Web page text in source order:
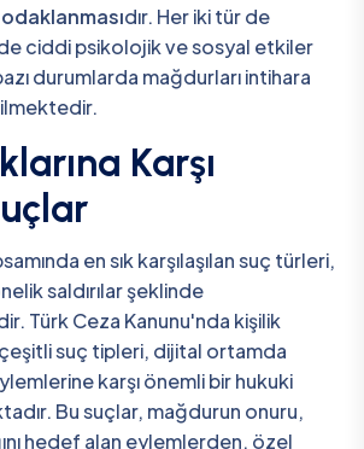
dır. Her iki tür de
ciddi psikolojik ve sosyal etkiler
durumlarda mağdurları intihara
Karşı
en sık karşılaşılan suç türleri,
saldırılar şeklinde
Türk Ceza Kanunu'nda kişilik
çeşitli suç tipleri, dijital ortamda
karşı önemli bir hukuki
Bu suçlar, mağdurun onuru,
hedef alan eylemlerden, özel